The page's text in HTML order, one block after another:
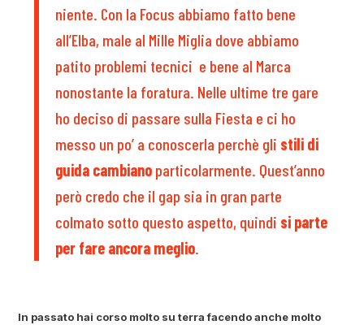
niente. Con la Focus abbiamo fatto bene
all’Elba, male al Mille Miglia dove abbiamo
patito problemi tecnici e bene al Marca
nonostante la foratura. Nelle ultime tre gare
ho deciso di passare sulla Fiesta e ci ho
messo un po’ a conoscerla perchè gli stili di
guida cambiano particolarmente. Quest’anno
però credo che il gap sia in gran parte
colmato sotto questo aspetto, quindi si parte
per fare ancora meglio.
In passato hai corso molto su terra facendo anche molto